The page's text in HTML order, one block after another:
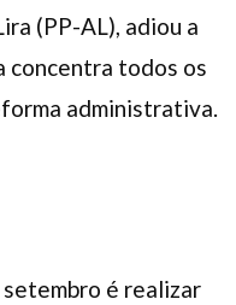
(PP-AL), adiou a
concentra todos os
administrativa.
é realizar